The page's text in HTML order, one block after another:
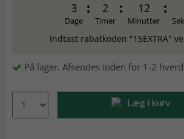
3
Dage
2
Timer
12
Minutter
Indtast rabatkoden "15EXTRA"
På lager. Afsendes inden for 1-2
Læg i kurv